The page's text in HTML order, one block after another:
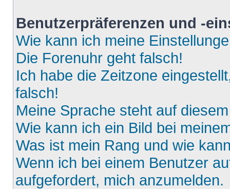
Benutzerpräferenzen und -
Wie kann ich meine
Die Forenuhr geht falsch!
Ich habe die Zeitzone
falsch!
Meine Sprache steht auf
Wie kann ich ein Bild bei
Was ist mein Rang und wie
Wenn ich bei einem Benutzer
aufgefordert, mich anzumelden.